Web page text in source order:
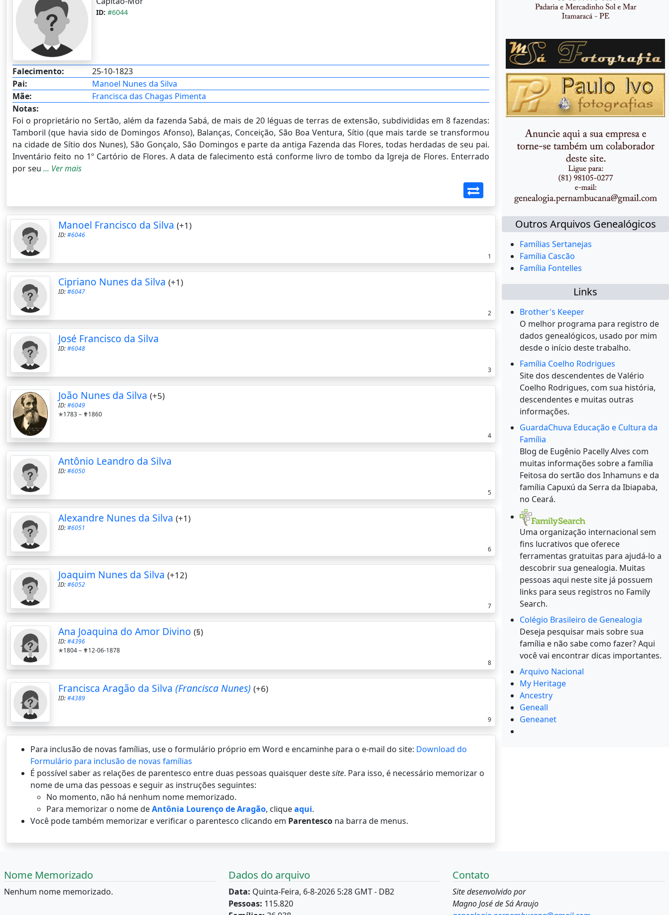
ID: #6044
Falecimento:
25-10-1823
Pai:
Manoel Nunes da Silva
Mãe:
Francisca das Chagas Pimenta
Notas:
Foi o proprietário no Sertão, além da fazenda Sabá, de mais de 20 léguas de terras de extensão, subdivididas em 8 fazendas:
Tamboril (que havia sido de Domingos Afonso), Balanças, Conceição, São Boa Ventura, Sítio (que mais tarde se transformou
na cidade de Sítio dos Nunes), São Gonçalo, São Domingos e parte da antiga Fazenda das Flores, todas herdadas de seu pai.
Inventário feito no 1º Cartório de Flores. A data de falecimento está conforme livro de tombo da Igreja de Flores. Enterrado
por seu ... Ver mais
Manoel Francisco da Silva (+1)
ID:#6046
1
Cipriano Nunes da Silva (+1)
ID:#6047
2
José Francisco da Silva
ID:#6048
3
João Nunes da Silva (+5)
ID:#6049
✭1783 – ✟1860
4
Antônio Leandro da Silva
ID:#6050
5
Alexandre Nunes da Silva (+1)
ID:#6051
6
Joaquim Nunes da Silva (+12)
ID:#6052
7
Ana Joaquina do Amor Divino (§)
ID:#4396
✭1804 – ✟12-06-1878
8
Francisca Aragão da Silva (Francisca Nunes) (+6)
ID:#4389
9
Para inclusão de novas famílias, use o formulário próprio em Word e encaminhe para o e-mail do site: Download do
Formulário para inclusão de novas famílias
É possí­vel saber as relações de parentesco entre duas pessoas quaisquer destesite. Para isso, é necessário memorizar o
nome de uma das pessoas e seguir as instruções seguintes:
No momento, não há nenhum nome memorizado.
Para memorizar o nome deAntônia Lourenço de Aragão, cliqueaqui.
Você pode também memorizar e verificar o parentesco clicando em Parentesco na barra de menus.
Outros Arquivos Genealógicos
Famílias Sertanejas
Família Cascão
Família Fontelles
Links
Brother's Keeper
O melhor programa para registro de
dados genealógicos, usado por mim
desde o início deste trabalho.
Família Coelho Rodrigues
Site dos descendentes de Valério
Coelho Rodrigues, com sua história,
descendentes e muitas outras
informações.
GuardaChuva Educação e Cultura da
Família
Blog de Eugênio Pacelly Alves com
muitas informações sobre a família
Feitosa do sertão dos Inhamuns e da
família Capuxú da Serra da Ibiapaba,
no Ceará.
Uma organização internacional sem
fins lucrativos que oferece
ferramentas gratuitas para ajudá-lo a
descobrir sua genealogia. Muitas
pessoas aqui neste site já possuem
links para seus registros no Family
Search.
Colégio Brasileiro de Genealogia
Deseja pesquisar mais sobre sua
família e não sabe como fazer? Aqui
você vai encontrar dicas importantes.
Arquivo Nacional
My Heritage
Ancestry
Geneall
Geneanet
Nome Memorizado
Nenhum nome memorizado.
Dados do arquivo
Data: Quinta-Feira, 6-8-2026 5:28 GMT - DB2
Pessoas: 115.820
Contato
Site desenvolvido por
Magno José de Sá Araujo